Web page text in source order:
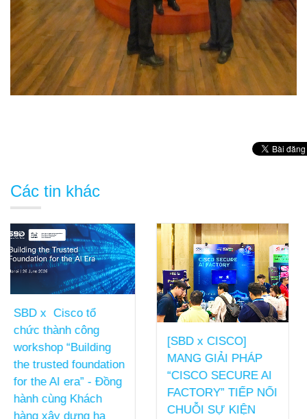
Các tin khác
[SBD x CISCO]
MANG GIẢI PHÁP
“CISCO SECURE AI
FACTORY” TIẾP NỐI
CHUỖI SỰ KIỆN
NĂM TÀI CHÍNH
FY25
22/05/2026